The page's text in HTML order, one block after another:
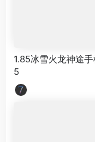
1.85冰雪火龙神途
5